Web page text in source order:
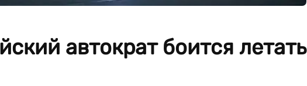
автократ боится летать